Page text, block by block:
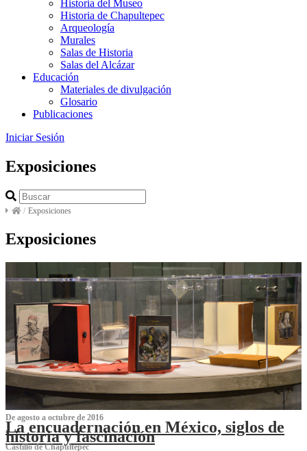
Historia del Museo
Historia de Chapultepec
Arqueología
Murales
Salas de Historia
Salas del Alcázar
Educación
Materiales de divulgación
Glosario
Publicaciones
Iniciar Sesión
Exposiciones
/ Exposiciones
Exposiciones
De agosto a octubre de 2016
La encuadernación en México, siglos de
historia y fascinación
Castillo de Chapultepec